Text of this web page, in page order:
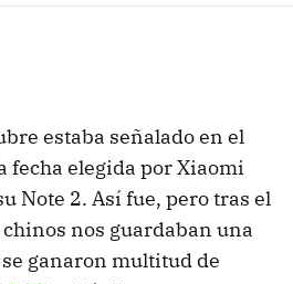
estaba señalado en el
fecha elegida por Xiaomi
Note 2. Así fue, pero tras el
nos guardaban una
ganaron multitud de